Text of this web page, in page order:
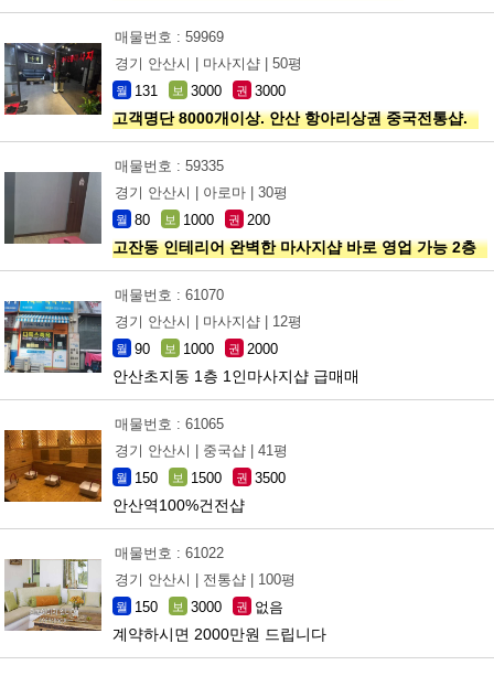
매물번호 : 59969
경기 안산시 |
마사지샵 | 50평
월 131 보 3000 권 3000
고객명단 8000개이상. 안산 항아리상권 중국전통샵.
매물번호 : 59335
경기 안산시 |
아로마 | 30평
월 80 보 1000 권 200
고잔동 인테리어 완벽한 마사지샵 바로 영업 가능 2층
매물번호 : 61070
경기 안산시 |
마사지샵 | 12평
월 90 보 1000 권 2000
안산초지동 1층 1인마사지샵 급매매
매물번호 : 61065
경기 안산시 |
중국샵 | 41평
월 150 보 1500 권 3500
안산역100%건전샵
매물번호 : 61022
경기 안산시 |
전통샵 | 100평
월 150 보 3000 권 없음
계약하시면 2000만원 드립니다